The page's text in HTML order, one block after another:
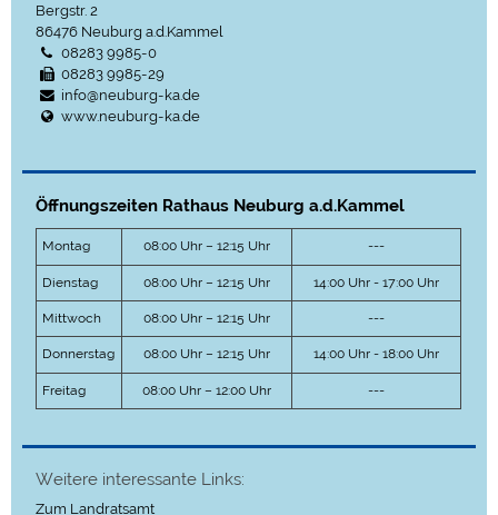
Bergstr. 2
86476 Neuburg a.d.Kammel
08283 9985-0
08283 9985-29
info@neuburg-ka.de
www.neuburg-ka.de
Öffnungszeiten Rathaus Neuburg a.d.Kammel
Montag 08:00 Uhr – 12:15 Uhr ---
Dienstag 08:00 Uhr – 12:15 Uhr 14:00 Uhr - 17:00 Uhr
Mittwoch 08:00 Uhr – 12:15 Uhr ---
Donnerstag 08:00 Uhr – 12:15 Uhr 14:00 Uhr - 18:00 Uhr
Freitag 08:00 Uhr – 12:00 Uhr ---
Weitere interessante Links:
Zum Landratsamt